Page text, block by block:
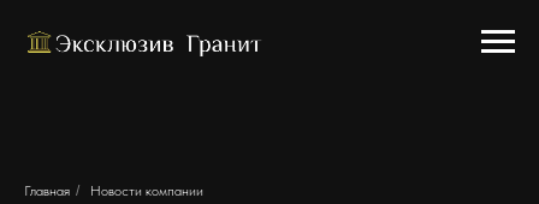
Главная / Новости компании